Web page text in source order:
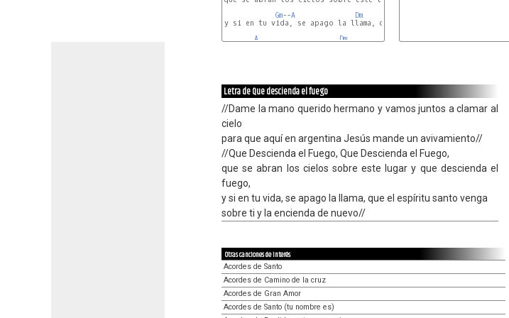
Gm--A Dm
y si en tu vida, se apago la llama, que el espíritu santo venga
A
Dm
Letra de Que descienda el fuego
//Dame la mano querido hermano y vamos juntos a clamar al
cielo
para que aquí en argentina Jesús mande un avivamiento//
//Que Descienda el Fuego, Que Descienda el Fuego,
que se abran los cielos sobre este lugar y que descienda el
fuego,
y si en tu vida, se apago la llama, que el espíritu santo venga
sobre ti y la encienda de nuevo//
Otras canciones de interés
Acordes de Santo
Acordes de Camino de la cruz
Acordes de Gran Amor
Acordes de Santo (tu nombre es)